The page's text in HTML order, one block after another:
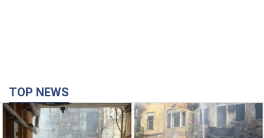
TOP NEWS